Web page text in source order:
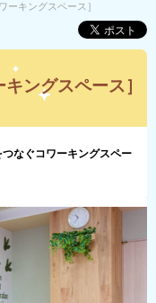
ーキングスペース］
ングスペース］
なぐコワーキングスペー